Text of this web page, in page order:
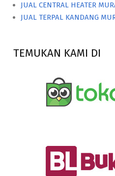
JUAL CENTRAL HEATER
JUAL TERPAL KANDANG
TEMUKAN KAMI DI